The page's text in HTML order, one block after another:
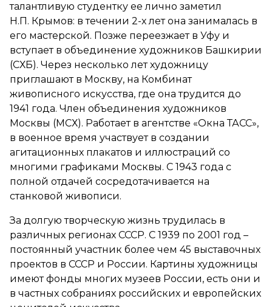
талантливую студентку ее лично заметил
Н.П. Крымов: в течении 2-х лет она занималась в
его мастерской. Позже переезжает в Уфу и
вступает в объединение художников Башкирии
(СХБ). Через несколько лет художницу
приглашают в Москву, на Комбинат
живописного искусства, где она трудится до
1941 года. Член объединения художников
Москвы (МСХ). Работает в агентстве «Окна ТАСС»,
в военное время участвует в создании
агитационных плакатов и иллюстраций со
многими графиками Москвы. С 1943 года с
полной отдачей сосредотачивается на
станковой живописи.
За долгую творческую жизнь трудилась в
различных регионах СССР. С 1939 по 2001 год –
постоянный участник более чем 45 выставочных
проектов в СССР и России. Картины художницы
имеют фонды многих музеев России, есть они и
в частных собраниях российских и европейских